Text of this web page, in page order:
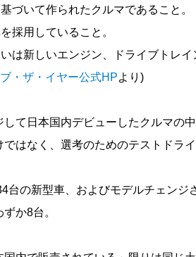
づいて作られたクルマであること。
採用していること。
は新しいエンジン、ドライブトレ
・ザ・イヤー公式HPより)
て日本国内デビューしたクルマの
はなく、選考のためのテストドラ
台の新型車、およびモデルチェンジ
か8台。